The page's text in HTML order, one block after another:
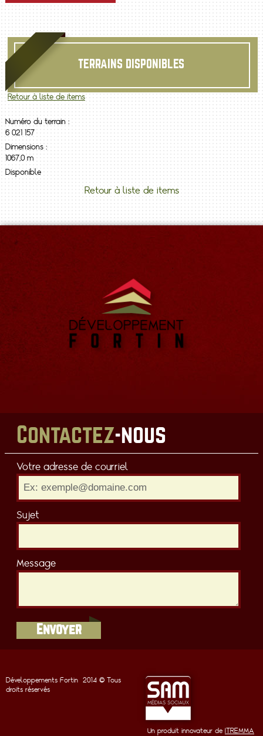
TERRAINS DISPONIBLES
Retour à liste de items
Numéro du terrain :
6 021 157
Dimensions :
1067,0 m
Disponible
Retour à liste de items
Contactez-nous
Votre adresse de courriel
Sujet
Message
Envoyer
Développements Fortin 2014 © Tous
droits réservés
Un produit innovateur de ITREMMA